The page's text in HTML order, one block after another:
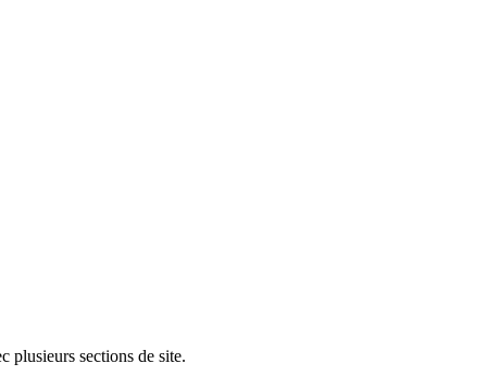
plusieurs sections de site.